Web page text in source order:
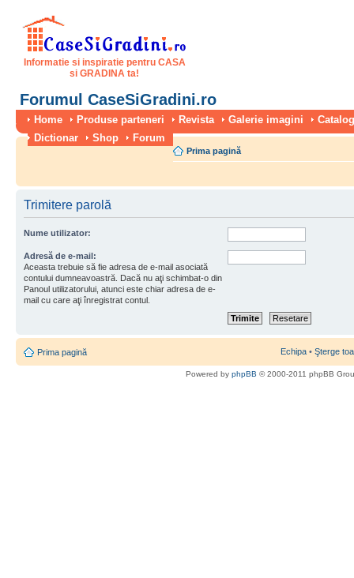
Informatie si inspiratie pentru CASA
si GRADINA ta!
Forumul CaseSiGradini.ro
Home Produse parteneri Revista Galerie imagini
Dictionar
Shop Forum
Prima pagină
Trimitere parolă
Nume utilizator:
Adresă de e-mail:
Aceasta trebuie să fie adresa de e-mail asociată
contului dumneavoastră. Dacă nu aţi schimbat-o din
Panoul utilizatorului, atunci este chiar adresa de e-
mail cu care aţi înregistrat contul.
Prima pagină Echipa • Şterge
Powered by phpBB © 2000-2011 phpBB